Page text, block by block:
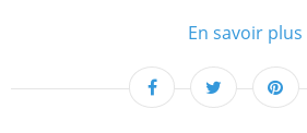
En savoir plus